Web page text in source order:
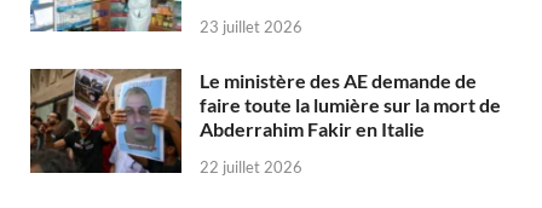
23 juillet 2026
Le ministère des AE demande de
faire toute la lumière sur la mort de
Abderrahim Fakir en Italie
22 juillet 2026